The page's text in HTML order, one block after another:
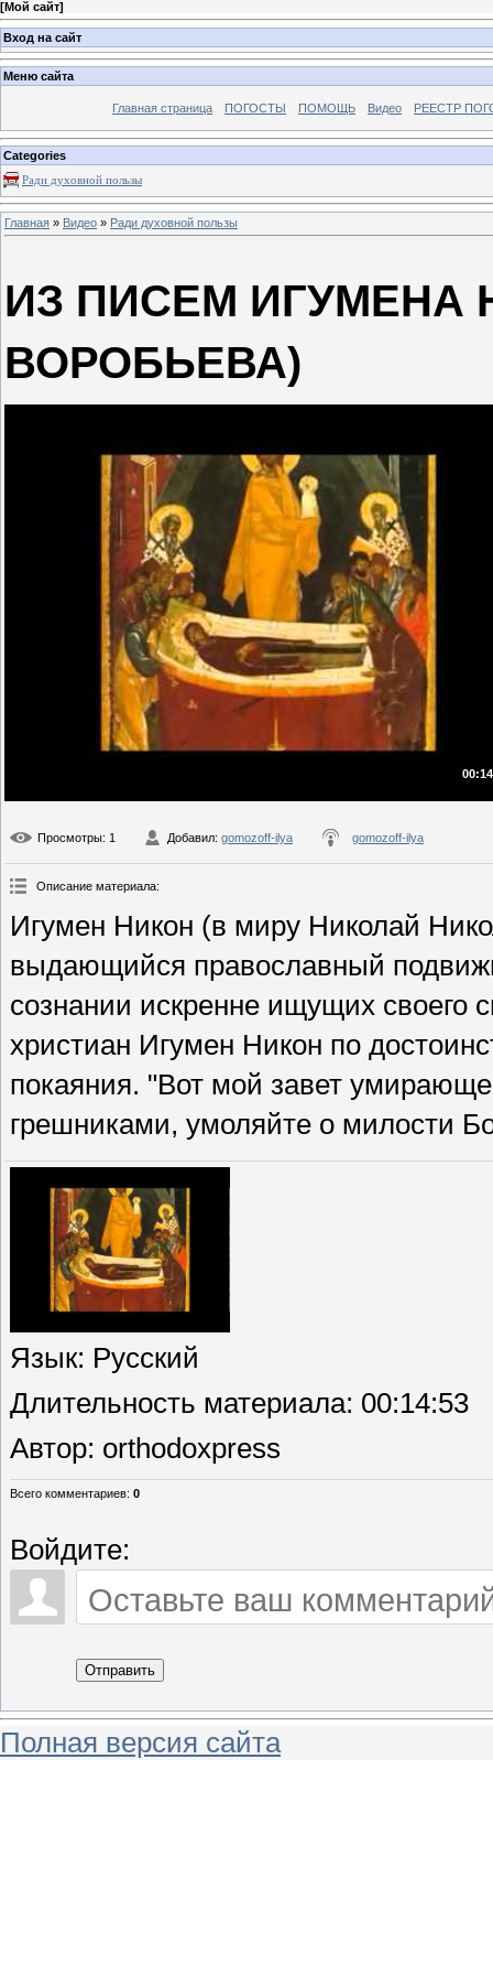
[Мой сайт]
Вход на сайт
Меню сайта
Главная страница ПОГОСТЫ ПОМОЩЬ Видео РЕЕСТР
Categories
Ради духовной пользы
Главная » Видео » Ради духовной пользы
ИЗ ПИСЕМ ИГУМЕНА
ВОРОБЬЕВА)
Просмотры: 1 Добавил: gomozoff-ilya gomozoff-ilya
Описание материала:
Игумен Никон (в миру Николай
выдающийся православный
сознании искренне ищущих своего
христиан Игумен Никон по
покаяния. "Вот мой завет
грешниками, умоляйте о милости
Язык: Русский
Длительность материала: 00:14:53
Автор: orthodoxpress
Всего комментариев: 0
Войдите:
Отправить
Полная версия сайта